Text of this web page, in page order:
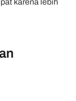
karena lebih